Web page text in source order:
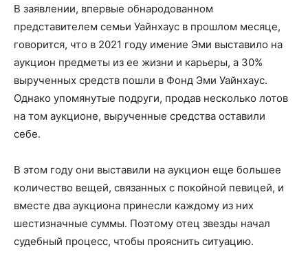
В заявлении, впервые обнародованном
представителем семьи Уайнхаус в прошлом месяце,
говорится, что в 2021 году имение Эми выставило на
аукцион предметы из ее жизни и карьеры, а 30%
вырученных средств пошли в Фонд Эми Уайнхаус.
Однако упомянутые подруги, продав несколько лотов
на том аукционе, вырученные средства оставили
себе.
В этом году они выставили на аукцион еще большее
количество вещей, связанных с покойной певицей, и
вместе два аукциона принесли каждому из них
шестизначные суммы. Поэтому отец звезды начал
судебный процесс, чтобы прояснить ситуацию.